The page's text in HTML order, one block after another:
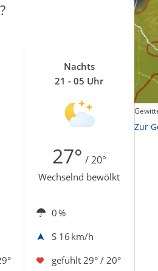
Nachts
21 - 05 Uhr
27° / 20°
Wechselnd bewölkt
0 %
S 16 km/h
gefühlt 29° / 20°
Zur